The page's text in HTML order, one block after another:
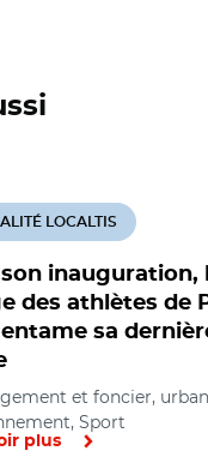
inauguration,
des athlètes de
sa
LOCALTIS
et foncier,
Sport
plus